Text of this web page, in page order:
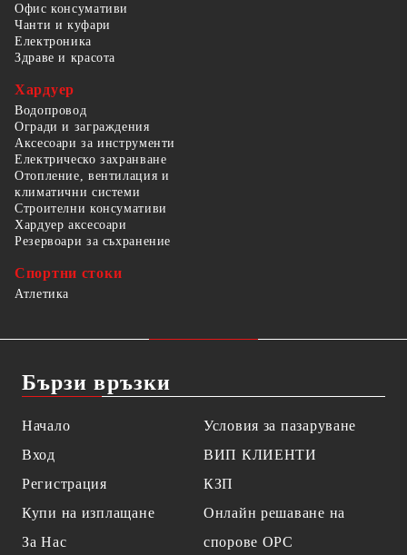
Офис консумативи
Чанти и куфари
Електроника
Здраве и красота
Хардуер
Водопровод
Огради и заграждения
Аксесоари за инструменти
Електрическо захранване
Отопление, вентилация и
климатични системи
Строителни консумативи
Хардуер аксесоари
Резервоари за съхранение
Спортни стоки
Атлетика
Бързи връзки
Начало
Вход
Регистрация
Купи на изплащане
За Нас
Условия за пазаруване
ВИП КЛИЕНТИ
КЗП
Онлайн решаване на
спорове OPC